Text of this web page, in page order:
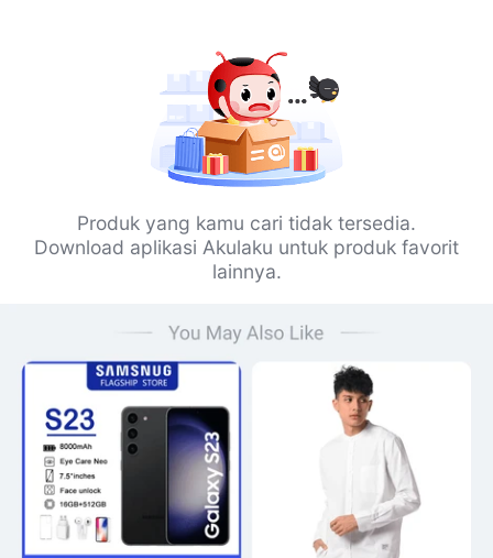
Produk yang kamu cari tidak tersedia.
Download aplikasi Akulaku untuk produk favorit
lainnya.